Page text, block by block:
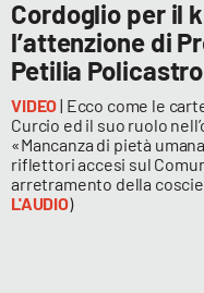
Destinazioni
Eventi
Food
Storie
Cordoglio per il
l’attenzione di
Petilia Policastro
VIDEO| Ecco come le
Curcio ed il suo ruolo
«Mancanza di pietà
riflettori accesi sul
arretramento della
L'AUDIO)